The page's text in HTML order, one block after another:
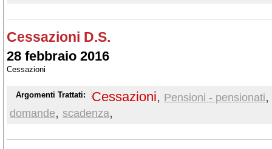
Cessazioni D.S.
28 febbraio 2016
Cessazioni
Argomenti Trattati: Cessazioni, Pensioni - pensionati,
domande, scadenza,